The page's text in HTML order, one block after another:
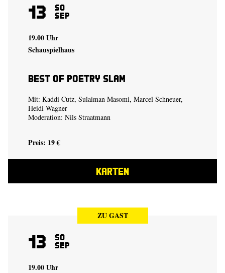
13 So
Sep
19.00 Uhr
Schauspielhaus
Best of Poetry Slam
Mit: Kaddi Cutz, Sulaiman Masomi, Marcel Schneuer,
Heidi Wagner
Moderation: Nils Straatmann
Preis: 19 €
KARTEN
ZU GAST
13 So
Sep
19.00 Uhr